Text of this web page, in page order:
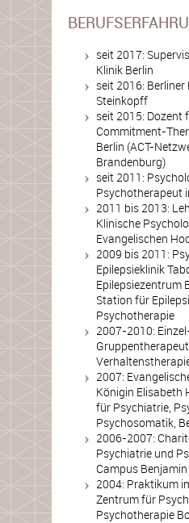
seit 2017:
Klinik Berlin
seit 2016:
Steinkopff
seit 2015: Dozent
Commitment-
Berlin (ACT-
Brandenburg)
seit 2011:
Psychotherapeut
2011 bis 2013:
Klinische
Evangelischen
2009 bis 2011:
Epilepsieklinik
Epilepsiezentrum
Station für
Psychotherapie
2007-2010:
2007:
Königin Elisabeth
für Psychiatrie,
Psychosomatik,
2006-2007:
Psychiatrie und
Campus
2004: Praktikum
Zentrum für
Psychotherapie